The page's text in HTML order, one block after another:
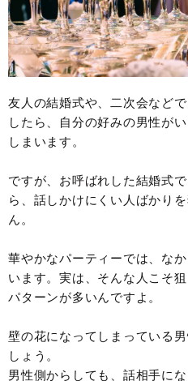
友人の結婚式や、二次会など
したら、自分の好みの男性が
しまいます。
ですが、お呼ばれした結婚式
ら、話しかけにくい人ばかり
ん。
華やかなパーティーでは、な
います。実は、そんな人こそ
パターンが多いんですよ。
壁の花になってしまっている
しょう。
男性側からしても、話相手に